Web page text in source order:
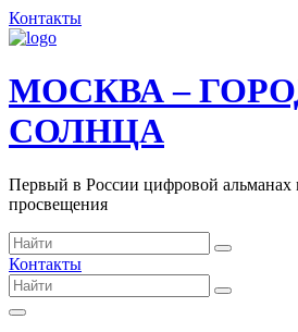
Контакты
МОСКВА –
СОЛНЦА
Первый в России цифровой альманах
просвещения
Контакты